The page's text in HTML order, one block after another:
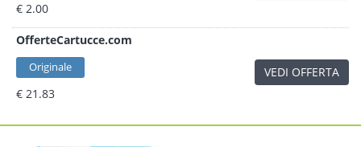
€ 2.00
OfferteCartucce.com
Originale
€ 21.83
VEDI OFFERTA